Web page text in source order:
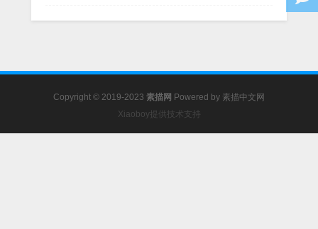
Copyright © 2019-2023 素描网 Powered by 素描中文网
Xiaoboy提供技术支持